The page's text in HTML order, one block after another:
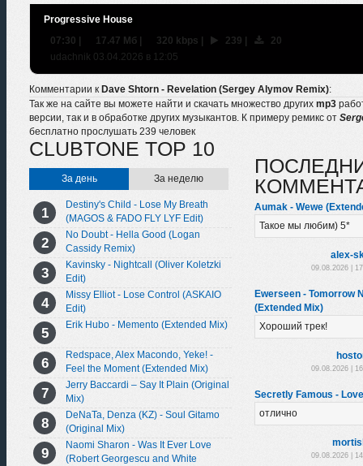
Progressive House
07:30 | 17.47 Мб | 320 kbps | 239 |
20
udachnik 03.04.2026 в 12:05
Комментарии к Dave Shtorn - Revelation (Sergey Alymov Remix):
Так же на сайте вы можете найти и скачать множество других mp3
версии, так и в обработке других музыкантов. К примеру ремикс от
бесплатно прослушать 239 человек
CLUBTONE TOP 10
За день За неделю
Destiny's Child - Lose My Breath
(MAGOS & FADO FLY LYF Edit)
No Doubt - Hella Good (Logan
Cassidy Remix)
Kavinsky - Nightcall (Oliver Koletzki
Edit)
Missy Elliot - Lose Control (ASKAIO
Edit)
Erik Hubo - Memento (Extended Mix)
Redspace, Alex Macondo, Yeke! -
Feel the Moment (Extended Mix)
Jerry Baccardi – Say It Plain (Original
Mix)
DeNaTa, Denza (KZ) - Soul Gitamo
(Original Mix)
Naomi Sharon - Was It Ever Love
(Robert Georgescu and White
Aumak - Wewe
Такое мы любим) 5*
alex-
09.08.2026 |
Ewerseen - Tomorrow
(Extended Mix)
Хороший трек!
09.08.2026 |
Secretly Famous -
отлично
09.08.2026 |